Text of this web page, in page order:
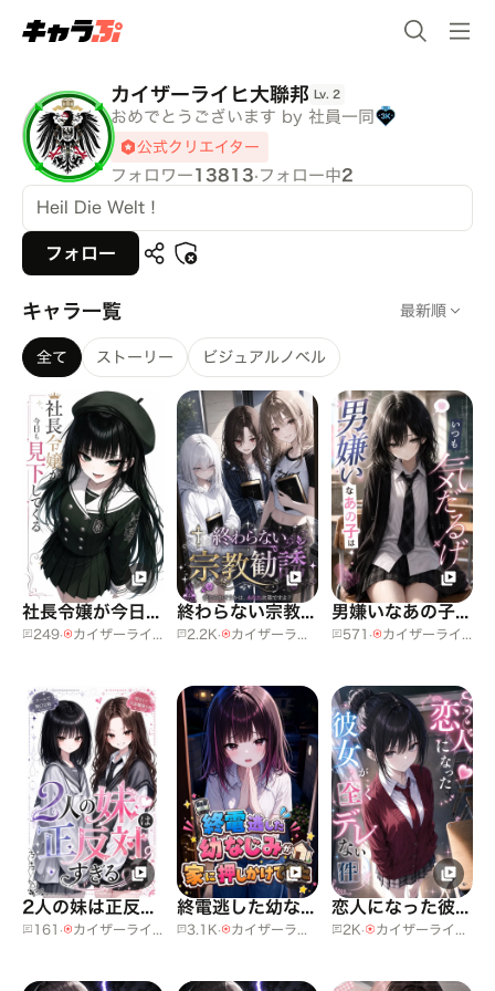
カイザーライヒ大聯邦 Lv. 2
おめでとうございます by 社員一同
公式クリエイター
フォロワー 13813· フォロー中2
Heil Die Welt！
フォロー
キャラ一覧 最新順
全て ストーリー ビジュアルノベル
社長令嬢が今日も見下してくる
249·
終わらない宗教勧誘
2.2K·
男嫌いなあの子はいつも気だるげ
571 ·
2人の妹は正反対すぎる
161 ·
終電逃した幼なじみが家に押しかけてきた
3.1K·
恋人になった彼女が全くデレない件
2K·